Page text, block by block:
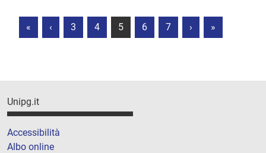
« ‹ 3 4 5 6 7 › »
Unipg.it
Accessibilità
Albo online